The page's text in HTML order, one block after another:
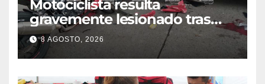
Motociclista resulta
gravemente lesionado tras
choque en la colonia Ricardo
Flores Magón
8 AGOSTO, 2026